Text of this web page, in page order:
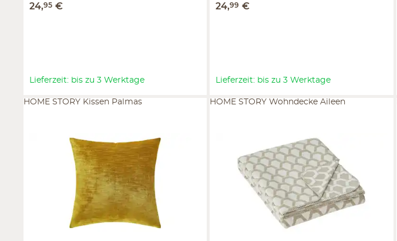
24,95 €
Lieferzeit: bis zu 3 Werktage
24,99 €
Lieferzeit: bis zu 3 Werktage
HOME STORY Kissen Palmas HOME STORY Wohndecke Aileen